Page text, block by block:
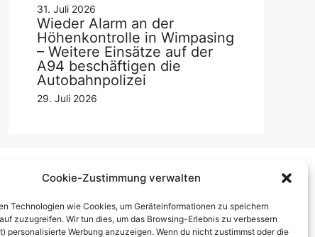
Cookie-Zustimmung verwalten
Technologien wie Cookies, um Geräteinformationen zu speichern
zuzugreifen. Wir tun dies, um das Browsing-Erlebnis zu verbessern
personalisierte Werbung anzuzeigen. Wenn du nicht zustimmst oder die
31. Juli 2026
Wieder Alarm an der
Höhenkontrolle in Wimpasing
– Weitere Einsätze auf der
A94 beschäftigen die
Autobahnpolizei
29. Juli 2026
uns